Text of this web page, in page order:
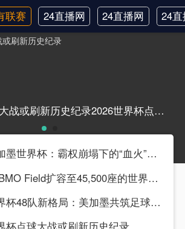
联赛
24直播网
日职联
24直播网
中甲
24
韩
2026世界杯点球大战或刷新历史纪录2026世界杯点球大战或刷新历史纪录
2026美加墨世界杯：霸权崩塌下的“血火”狂欢
“多伦多BMO Field扩容至45,500座的世界杯声场适配性仿真分析（2026）”
2026世界杯48队新格局：美加墨共筑足球盛宴，北美势力版图全面重构